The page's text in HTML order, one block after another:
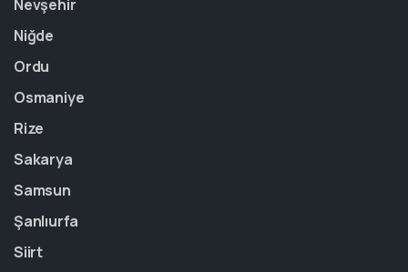
Nevşehir
Niğde
Ordu
Osmaniye
Rize
Sakarya
Samsun
Şanlıurfa
Siirt